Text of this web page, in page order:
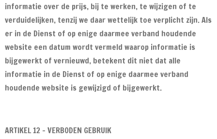
informatie over de prijs, bij te werken, te wijzigen of te
verduidelijken, tenzij we daar wettelijk toe verplicht zijn. Als
er in de Dienst of op enige daarmee verband houdende
website een datum wordt vermeld waarop informatie is
bijgewerkt of vernieuwd, betekent dit niet dat alle
informatie in de Dienst of op enige daarmee verband
houdende website is gewijzigd of bijgewerkt.
ARTIKEL 12 - VERBODEN GEBRUIK